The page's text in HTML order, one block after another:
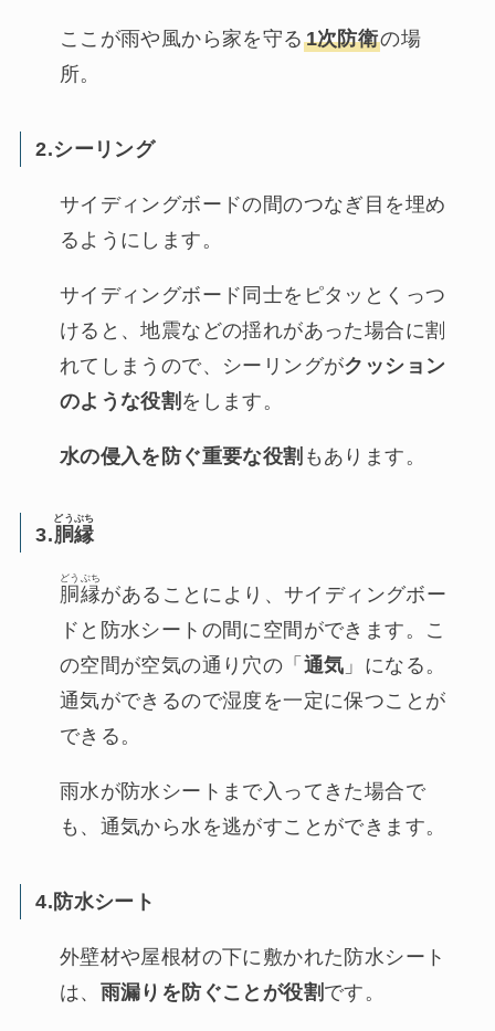
ここが雨や風から家を守る 1次防衛の場
所。
2.シーリング
サイディングボードの間のつなぎ目を埋め
るようにします。
サイディングボード同士をピタッとくっつ
けると、地震などの揺れがあった場合に割
れてしまうので、シーリングがクッション
のような役割 をします。
水の侵入を防ぐ重要な役割 もあります。
3.胴縁
どうぶち
胴縁
どうぶち
があることにより、サイディングボー
ドと防水シートの間に空間ができます。こ
の空間が空気の通り穴の「 通気 」になる。
通気ができるので湿度を一定に保つことが
できる。
雨水が防水シートまで入ってきた場合で
も、通気から水を逃がすことができます。
4.防水シート
外壁材や屋根材の下に敷かれた防水シート
は、 雨漏りを防ぐことが役割 です。